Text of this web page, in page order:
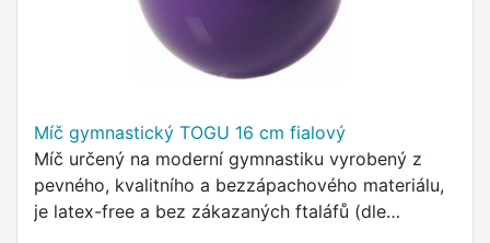
Míč gymnastický TOGU 16 cm fialový
Míč určený na moderní gymnastiku vyrobený z
pevného, kvalitního a bezzápachového materiálu,
je latex-free a bez zákazaných ftaláfů (dle